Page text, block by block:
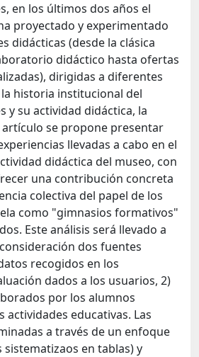
en los últimos dos años el
proyectado y experimentado
didácticas (desde la clásica
didáctico hasta ofertas
dirigidas a diferentes
historia institucional del
y su actividad didáctica, la
se propone presentar
llevadas a cabo en el
didáctica del museo, con
una contribución concreta
colectiva del papel de los
como "gimnasios formativos"
Este análisis será llevado a
dos fuentes
recogidos en los
dados a los usuarios, 2)
por los alumnos
actividades educativas. Las
a través de un enfoque
en tablas) y